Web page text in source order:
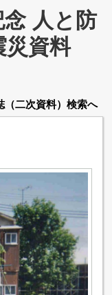
念 人と防
資料
（二次資料） 検索へ